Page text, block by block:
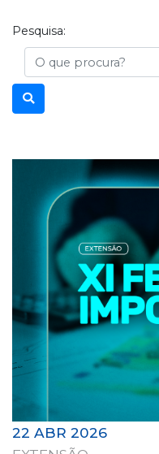
Pesquisa:
Busca
22 ABR 2026